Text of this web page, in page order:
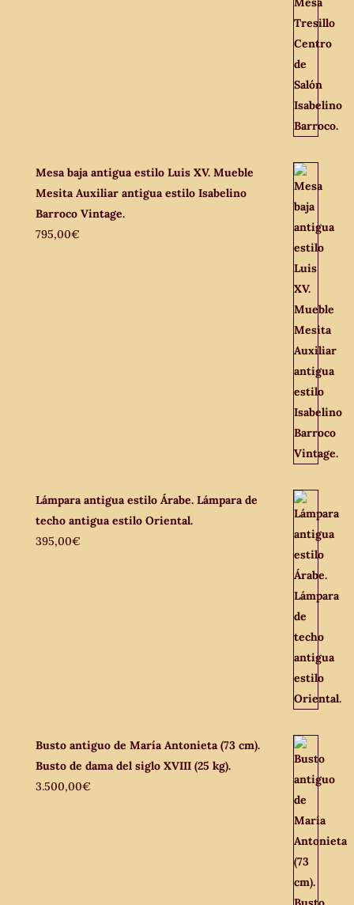
Mesa baja antigua estilo Luis XV. Mueble
Mesita Auxiliar antigua estilo Isabelino
Barroco Vintage.
795,00€
Lámpara antigua estilo Árabe. Lámpara de
techo antigua estilo Oriental.
395,00€
Busto antiguo de María Antonieta (73 cm).
Busto de dama del siglo XVIII (25 kg).
3.500,00€